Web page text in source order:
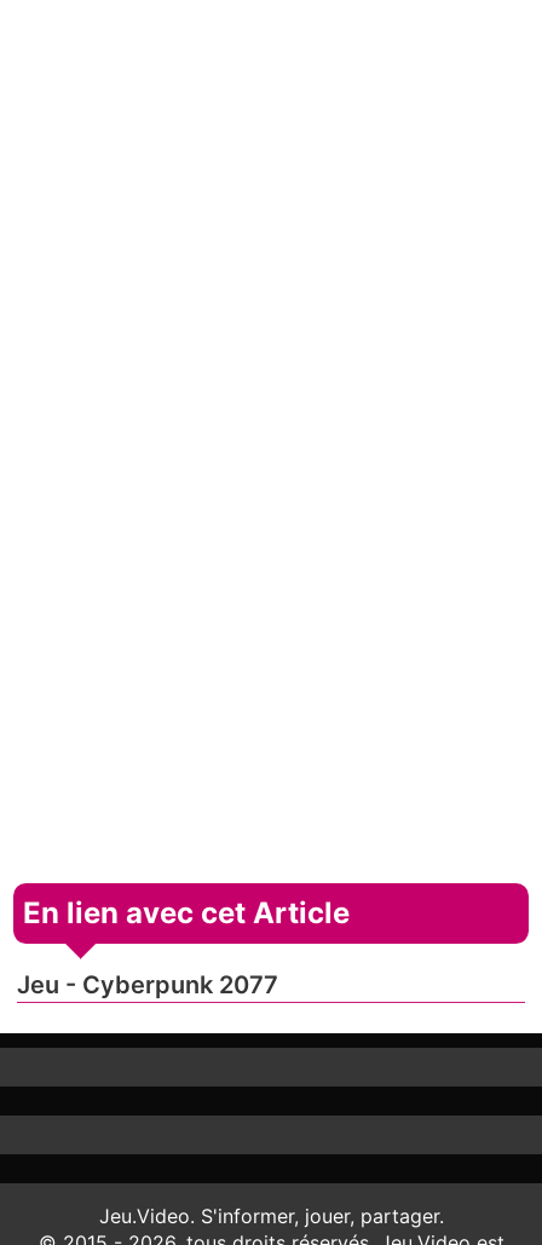
En lien avec cet Article
Jeu - Cyberpunk 2077
Jeu.Video. S'informer, jouer, partager.